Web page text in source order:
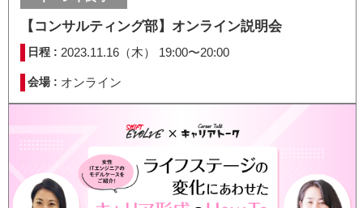
【コンサルティング部】オンライン説明会
日程 : 2023.11.16（木） 19:00〜20:00
会場 : オンライン